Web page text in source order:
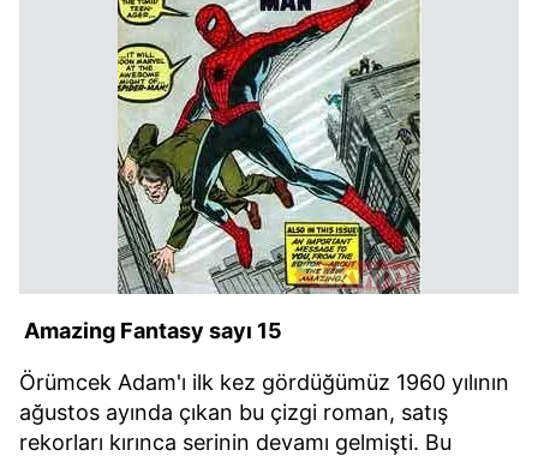
Amazing Fantasy sayı 15
Örümcek Adam'ı ilk kez gördüğümüz 1960 yılının
ağustos ayında çıkan bu çizgi roman, satış
rekorları kırınca serinin devamı gelmişti. Bu